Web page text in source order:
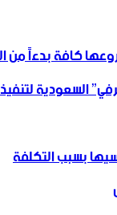
كافة ‏بدءاً
السعودية
بسبب التكلفة